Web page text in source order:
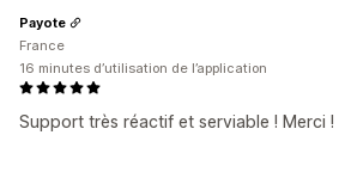
Support très réactif et serviable ! Merci !
Payote
France
16 minutes d’utilisation de l’application